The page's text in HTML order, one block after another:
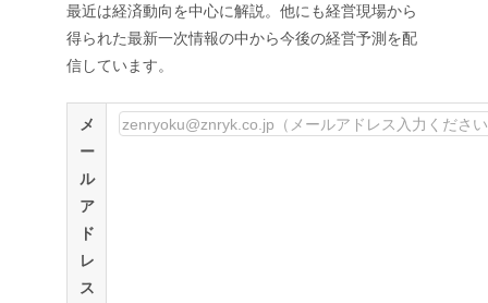
最近は経済動向を中心に解説。他にも経営現場から
得られた最新一次情報の中から今後の経営予測を配
信しています。
メ
ー
ル
ア
ド
レ
ス